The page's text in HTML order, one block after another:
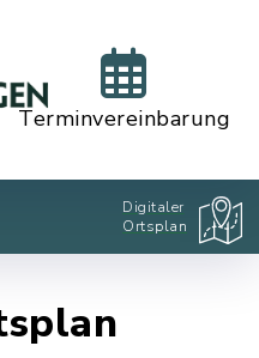
Terminvereinbarung
Digitaler
Ortsplan